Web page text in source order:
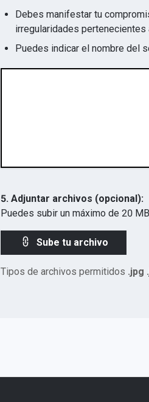
Debes manifestar tu
Puedes indicar el nombre del
5. Adjuntar archivos (opcional):
Puedes subir un máximo de 20
Sube tu archivo
Tipos de archivos permitidos .jpg